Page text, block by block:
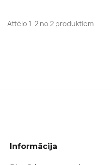
Attēlo 1-2 no 2 produktiem
Informācija